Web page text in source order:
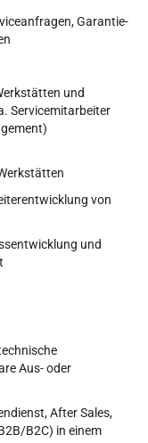
Garantie-
und
Servicemitarbeiter
von
und
Aus- oder
After Sales,
B2C) in einem